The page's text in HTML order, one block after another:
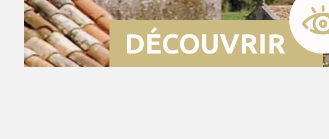
DÉCOUVRIR